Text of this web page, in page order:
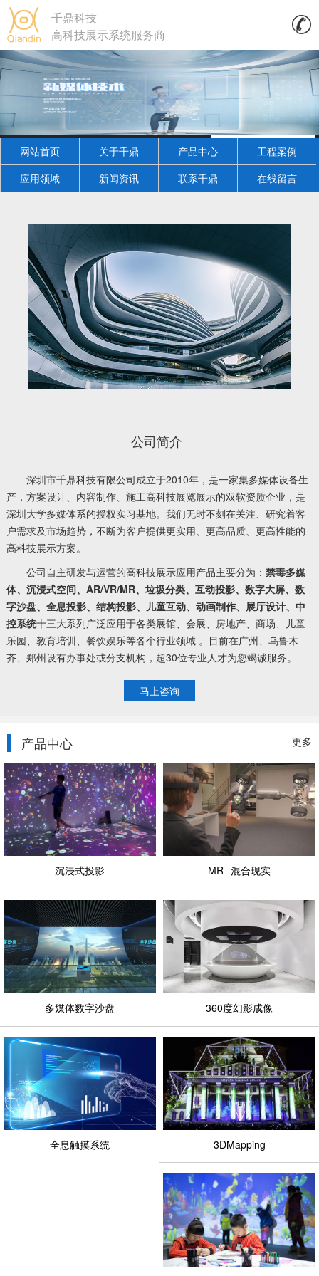
千鼎科技
高科技展示系统服务商
网站首页 关于千鼎 产品中心
工程案例
应用领域
新闻资讯 联系千鼎 在线留言
公司简介
深圳市千鼎科技有限公司成立于2010年，是一家集多媒体设备生
产，方案设计、内容制作、施工高科技展览展示的双软资质企业，是
深圳大学多媒体系的授权实习基地。我们无时不刻在关注、研究着客
户需求及市场趋势，不断为客户提供更实用、更高品质、更高性能的
高科技展示方案。
公司自主研发与运营的高科技展示应用产品主要分为： 禁毒多媒
体、沉浸式空间、AR/VR/MR、垃圾分类、互动投影、数字大屏、数
字沙盘、全息投影、结构投影、儿童互动、动画制作、展厅设计、中
控系统十三大系列广泛应用于各类展馆、会展、房地产、商场、儿童
乐园、教育培训、餐饮娱乐等各个行业领域 。目前在广州、乌鲁木
齐、郑州设有办事处或分支机构，超30位专业人才为您竭诚服务。
马上咨询
更多
产品中心
沉浸式投影 MR--混合现实
多媒体数字沙盘 360度幻影成像
全息触摸系统 3DMapping